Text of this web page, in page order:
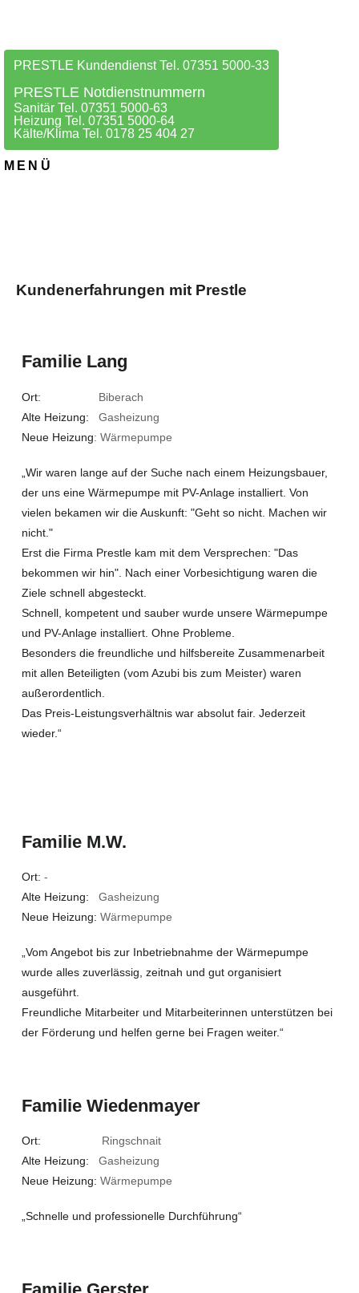
PRESTLE Kundendienst Tel. 07351 5000-33
PRESTLE Notdienstnummern
Sanitär Tel. 07351 5000-63
Heizung Tel. 07351 5000-64
Kälte/Klima Tel. 0178 25 404 27
MENÜ
Kundenerfahrungen mit Prestle
Familie Lang
Ort: Biberach
Alte Heizung: Gasheizung
Neue Heizung: Wärmepumpe
„Wir waren lange auf der Suche nach einem Heizungsbauer,
der uns eine Wärmepumpe mit PV-Anlage installiert. Von
vielen bekamen wir die Auskunft: "Geht so nicht. Machen wir
nicht."
Erst die Firma Prestle kam mit dem Versprechen: "Das
bekommen wir hin". Nach einer Vorbesichtigung waren die
Ziele schnell abgesteckt.
Schnell, kompetent und sauber wurde unsere Wärmepumpe
und PV-Anlage installiert. Ohne Probleme.
Besonders die freundliche und hilfsbereite Zusammenarbeit
mit allen Beteiligten (vom Azubi bis zum Meister) waren
außerordentlich.
Das Preis-Leistungsverhältnis war absolut fair. Jederzeit
wieder.“
Familie M.W.
Ort: -
Alte Heizung: Gasheizung
Neue Heizung: Wärmepumpe
„Vom Angebot bis zur Inbetriebnahme der Wärmepumpe
wurde alles zuverlässig, zeitnah und gut organisiert
ausgeführt.
Freundliche Mitarbeiter und Mitarbeiterinnen unterstützen bei
der Förderung und helfen gerne bei Fragen weiter.“
Familie Wiedenmayer
Ort: Ringschnait
Alte Heizung: Gasheizung
Neue Heizung: Wärmepumpe
„Schnelle und professionelle Durchführung“